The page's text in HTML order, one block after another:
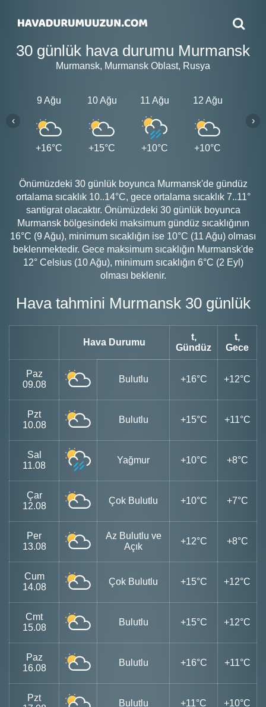
30 günlük hava durumu Murmansk
Murmansk, Murmansk Oblast, Rusya
9 Ağu
+16°C
10 Ağu
+15°C
11 Ağu
+10°C
12 Ağu
+10°C
‹ ›
Önümüzdeki 30 günlük boyunca Murmansk'de gündüz
ortalama sıcaklık 10..14°C, gece ortalama sıcaklık 7..11°
santigrat olacaktır. Önümüzdeki 30 günlük boyunca
Murmansk bölgesindeki maksimum gündüz sıcaklığının
16°C (9 Ağu), minimum sıcaklığın ise 10°C (11 Ağu) olması
beklenmektedir. Gece maksimum sıcaklığın Murmansk'de
12° Celsius (10 Ağu), minimum sıcaklığın 6°C (2 Eyl)
olması beklenir.
Hava tahmini Murmansk 30 günlük
Hava Durumu
t,
Gündüz
t,
Gece
Paz
09.08
Bulutlu +16°C +12°C
Pzt
10.08
Bulutlu +15°C +11°C
Sal
11.08
Yağmur +10°C +8°C
Çar
12.08
Çok Bulutlu +10°C +7°C
Per
13.08
Az Bulutlu ve
Açık
+12°C +8°C
Cum
14.08
Çok Bulutlu +15°C +12°C
Cmt
15.08
Bulutlu +15°C +12°C
Paz
16.08
Bulutlu +16°C +11°C
Pzt
Bulutlu +11°C +10°C